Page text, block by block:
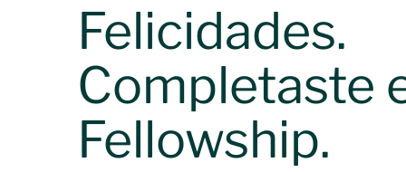
Felicidades.
Completaste
Fellowship.